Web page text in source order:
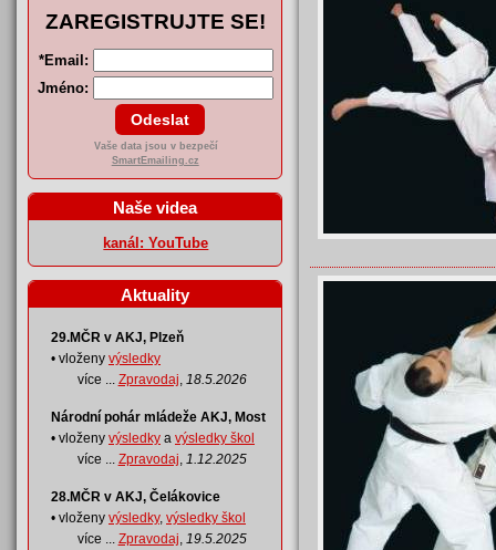
ZAREGISTRUJTE SE!
*Email:
Jméno:
Vaše data jsou v bezpečí
SmartEmailing.cz
Naše videa
kanál: YouTube
Aktuality
29.MČR v AKJ, Plzeň
• vloženy výsledky
více ... Zpravodaj, 18.5.2026
Národní pohár mládeže AKJ, Most
• vloženy výsledky a výsledky škol
více ... Zpravodaj, 1.12.2025
28.MČR v AKJ, Čelákovice
• vloženy výsledky, výsledky škol
více ... Zpravodaj, 19.5.2025